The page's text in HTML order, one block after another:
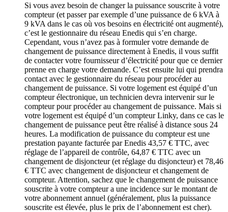
Si vous avez besoin de changer la puissance souscrite à votre
compteur (et passer par exemple d’une puissance de 6 kVA à
9 kVA dans le cas où vos besoins en électricité ont augmenté),
c’est le gestionnaire du réseau Enedis qui s’en charge.
Cependant, vous n’avez pas à formuler votre demande de
changement de puissance directement à Enedis, il vous suffit
de contacter votre fournisseur d’électricité pour que ce dernier
prenne en charge votre demande. C’est ensuite lui qui prendra
contact avec le gestionnaire du réseau pour procéder au
changement de puissance. Si votre logement est équipé d’un
compteur électronique, un technicien devra intervenir sur le
compteur pour procéder au changement de puissance. Mais si
votre logement est équipé d’un compteur Linky, dans ce cas le
changement de puissance peut être réalisé à distance sous 24
heures. La modification de puissance du compteur est une
prestation payante facturée par Enedis 43,57 € TTC, avec
réglage de l’appareil de contrôle, 64,87 € TTC avec un
changement de disjoncteur (et réglage du disjoncteur) et 78,46
€ TTC avec changement de disjoncteur et changement de
compteur. Attention, sachez que le changement de puissance
souscrite à votre compteur a une incidence sur le montant de
votre abonnement annuel (généralement, plus la puissance
souscrite est élevée, plus le prix de l’abonnement est cher).